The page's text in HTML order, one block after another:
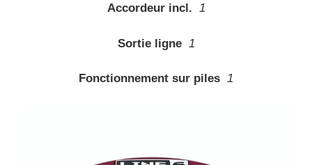
Accordeur incl. 1
Sortie ligne 1
Fonctionnement sur piles 1